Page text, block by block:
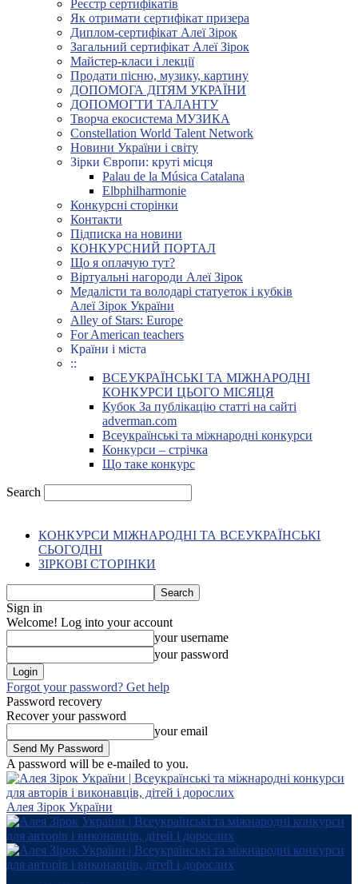
Реєстр сертифікатів
Як отримати сертифікат призера
Диплом-сертифікат Алеї Зірок
Загальний сертифікат Алеї Зірок
Майстер-класи і лекції
Продати пісню, музику, картину
ДОПОМОГА ДІТЯМ УКРАЇНИ
ДОПОМОГТИ ТАЛАНТУ
Творча екосистема МУЗИКА
Constellation World Talent Network
Новини України і світу
Зірки Європи: круті місця
Palau de la Música Catalana
Elbphilharmonie
Конкурсні сторінки
Контакти
Підписка на новини
КОНКУРСНИЙ ПОРТАЛ
Що я оплачую тут?
Віртуальні нагороди Алеї Зірок
Медалісти та володарі статуеток і кубків
Алеї Зірок України
Alley of Stars: Europe
For American teachers
Країни і міста
::
ВСЕУКРАЇНСЬКІ ТА МІЖНАРОДНІ
КОНКУРСИ ЦЬОГО МІСЯЦЯ
Кубок За публікацію статті на сайті
adverman.com
Всеукраїнські та міжнародні конкурси
Конкурси – стрічка
Що таке конкурс
Search
КОНКУРСИ МІЖНАРОДНІ ТА ВСЕУКРАЇНСЬКІ
СЬОГОДНІ
ЗІРКОВІ СТОРІНКИ
Sign in
Welcome! Log into your account
your username
your password
Forgot your password? Get help
Password recovery
Recover your password
your email
A password will be e-mailed to you.
Алея Зірок України